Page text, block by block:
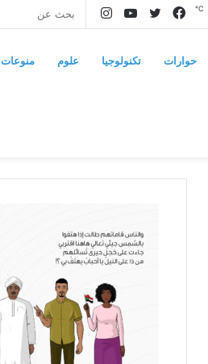
انستقراميوتيوبتويتر
فيسبوك ℃
حوارات تكنولوجيا علوم منوعات